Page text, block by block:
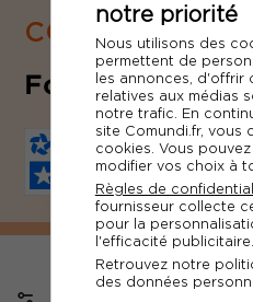
notre priorité
Nous utilisons des
permettent de
les annonces, d'offrir
relatives aux médias
notre trafic. En
site Comundi.fr, vous
cookies. Vous
modifier vos choix à
Règles de
fournisseur collecte
pour la
l'efficacité publicitaire.
Retrouvez notre
des données
COMPÉTENCES
Formation RSE